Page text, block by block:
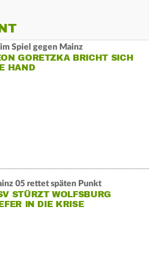
Spiel gegen Mainz
GORETZKA BRICHT SICH
HAND
05 rettet späten Punkt
STÜRZT WOLFSBURG
IN DIE KRISE